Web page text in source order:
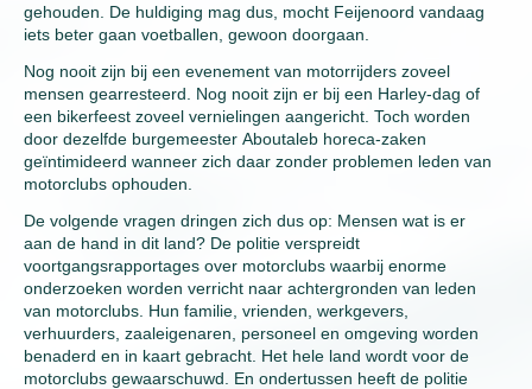
gehouden. De huldiging mag dus, mocht Feijenoord vandaag
iets beter gaan voetballen, gewoon doorgaan.
Nog nooit zijn bij een evenement van motorrijders zoveel
mensen gearresteerd. Nog nooit zijn er bij een Harley-dag of
een bikerfeest zoveel vernielingen aangericht. Toch worden
door dezelfde burgemeester Aboutaleb horeca-zaken
geïntimideerd wanneer zich daar zonder problemen leden van
motorclubs ophouden.
De volgende vragen dringen zich dus op: Mensen wat is er
aan de hand in dit land? De politie verspreidt
voortgangsrapportages over motorclubs waarbij enorme
onderzoeken worden verricht naar achtergronden van leden
van motorclubs. Hun familie, vrienden, werkgevers,
verhuurders, zaaleigenaren, personeel en omgeving worden
benaderd en in kaart gebracht. Het hele land wordt voor de
motorclubs gewaarschuwd. En ondertussen heeft de politie